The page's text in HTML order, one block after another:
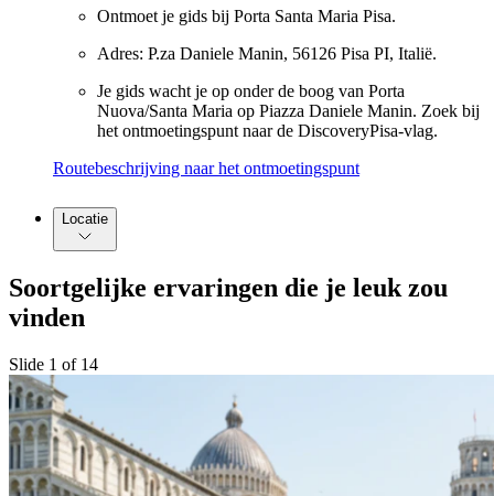
Ontmoet je gids bij Porta Santa Maria Pisa.
Adres: P.za Daniele Manin, 56126 Pisa PI, Italië.
Je gids wacht je op onder de boog van Porta
Nuova/Santa Maria op Piazza Daniele Manin. Zoek bij
het ontmoetingspunt naar de DiscoveryPisa-vlag.
Routebeschrijving naar het ontmoetingspunt
Locatie
Soortgelijke ervaringen die je leuk zou
vinden
Slide 1 of 14